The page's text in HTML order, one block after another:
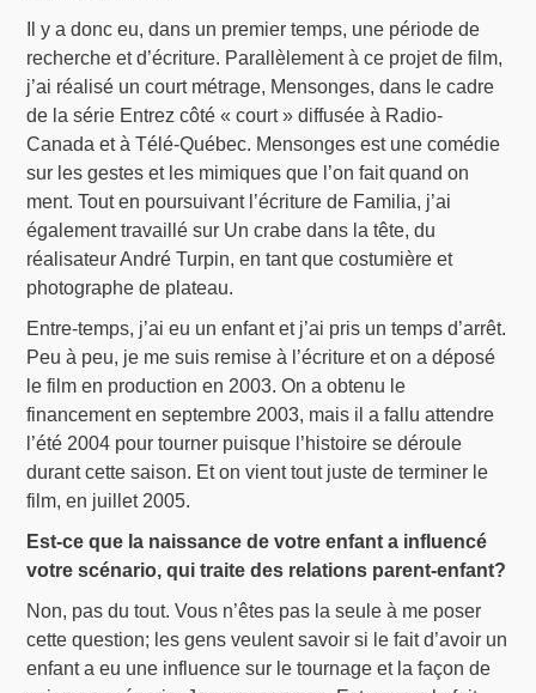
Il y a donc eu, dans un premier temps, une période de
recherche et d’écriture. Parallèlement à ce projet de film,
j’ai réalisé un court métrage, Mensonges, dans le cadre
de la série Entrez côté « court » diffusée à Radio-
Canada et à Télé-Québec. Mensonges est une comédie
sur les gestes et les mimiques que l’on fait quand on
ment. Tout en poursuivant l’écriture de Familia, j’ai
également travaillé sur Un crabe dans la tête, du
réalisateur André Turpin, en tant que costumière et
photographe de plateau.
Entre-temps, j’ai eu un enfant et j’ai pris un temps d’arrêt.
Peu à peu, je me suis remise à l’écriture et on a déposé
le film en production en 2003. On a obtenu le
financement en septembre 2003, mais il a fallu attendre
l’été 2004 pour tourner puisque l’histoire se déroule
durant cette saison. Et on vient tout juste de terminer le
film, en juillet 2005.
Est-ce que la naissance de votre enfant a influencé
votre scénario, qui traite des relations parent-enfant?
Non, pas du tout. Vous n’êtes pas la seule à me poser
cette question; les gens veulent savoir si le fait d’avoir un
enfant a eu une influence sur le tournage et la façon de